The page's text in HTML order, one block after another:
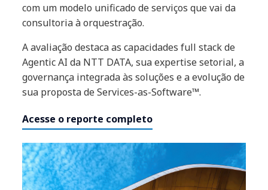
com um modelo unificado de serviços que vai da
consultoria à orquestração.
A avaliação destaca as capacidades full stack de
Agentic AI da NTT DATA, sua expertise setorial, a
governança integrada às soluções e a evolução de
sua proposta de Services-as-Software™.
Acesse o reporte completo